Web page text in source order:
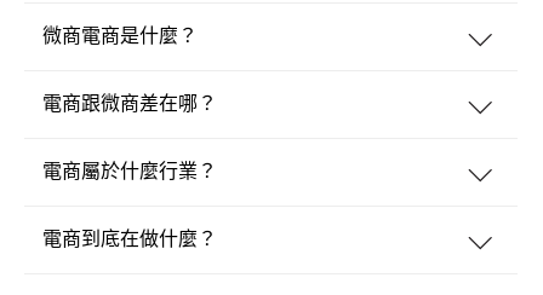
微商電商是什麼？
電商跟微商差在哪？
電商屬於什麼行業？
電商到底在做什麼？